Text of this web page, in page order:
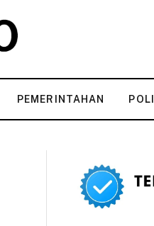
PEMERINTAHAN